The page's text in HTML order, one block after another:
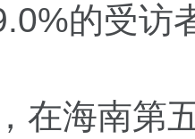
的受访
海南第五